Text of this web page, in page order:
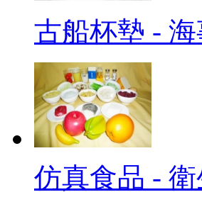
古船杯墊 -
仿真食品 - 衛